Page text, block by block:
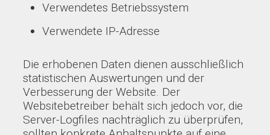
Verwendetes Betriebssystem
Verwendete IP-Adresse
Die erhobenen Daten dienen ausschließlich
statistischen Auswertungen und der
Verbesserung der Website. Der
Websitebetreiber behält sich jedoch vor, die
Server-Logfiles nachträglich zu überprüfen,